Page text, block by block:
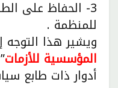
3- الحفاظ على
للمنظمة .
ويشير هذا التوجه
المؤسسية للأزمات
أدوار ذات طابع